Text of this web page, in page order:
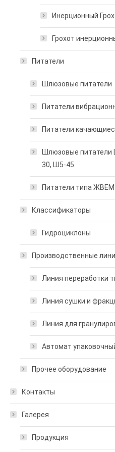
Инерционный
Грохот
Питатели
Шлюзовые питатели
Питатели
Питатели
Шлюзовые
30, Ш5-45
Питатели типа ЖВЕМ
Классификаторы
Гидроциклоны
Производственные
Линия переработки
Линия сушки и
Линия для
Автомат
Прочее оборудование
Контакты
Галерея
Продукция